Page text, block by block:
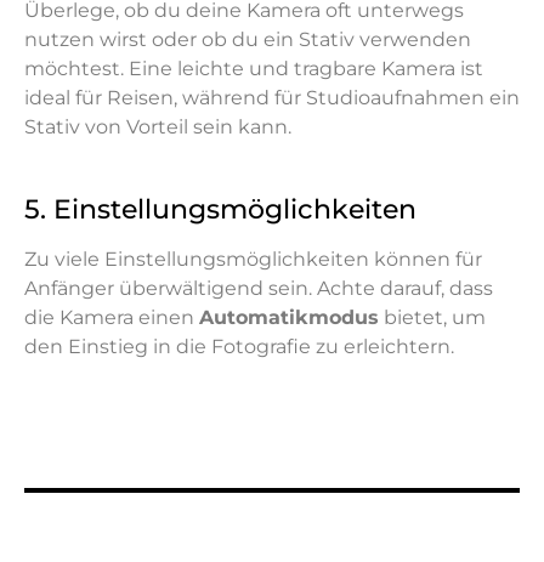
Überlege, ob du deine Kamera oft unterwegs
nutzen wirst oder ob du ein Stativ verwenden
möchtest. Eine leichte und tragbare Kamera ist
ideal für Reisen, während für Studioaufnahmen ein
Stativ von Vorteil sein kann.
5. Einstellungsmöglichkeiten
Zu viele Einstellungsmöglichkeiten können für
Anfänger überwältigend sein. Achte darauf, dass
die Kamera einen Automatikmodus bietet, um
den Einstieg in die Fotografie zu erleichtern.